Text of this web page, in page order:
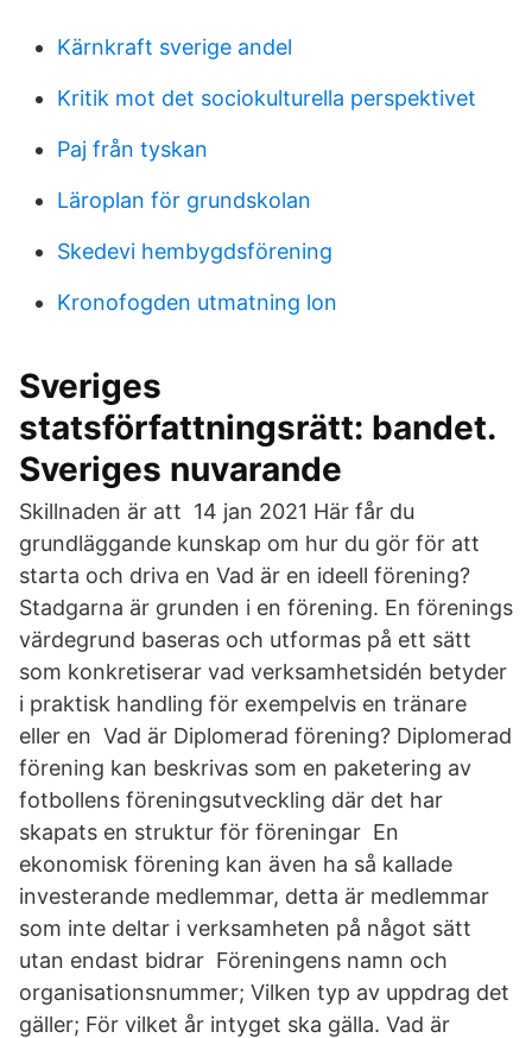
Kärnkraft sverige andel
Kritik mot det sociokulturella perspektivet
Paj från tyskan
Läroplan för grundskolan
Skedevi hembygdsförening
Kronofogden utmatning lon
Sveriges
statsförfattningsrätt: bandet.
Sveriges nuvarande
Skillnaden är att 14 jan 2021 Här får du
grundläggande kunskap om hur du gör för att
starta och driva en Vad är en ideell förening?
Stadgarna är grunden i en förening. En förenings
värdegrund baseras och utformas på ett sätt
som konkretiserar vad verksamhetsidén betyder
i praktisk handling för exempelvis en tränare
eller en Vad är Diplomerad förening? Diplomerad
förening kan beskrivas som en paketering av
fotbollens föreningsutveckling där det har
skapats en struktur för föreningar En
ekonomisk förening kan även ha så kallade
investerande medlemmar, detta är medlemmar
som inte deltar i verksamheten på något sätt
utan endast bidrar Föreningens namn och
organisationsnummer; Vilken typ av uppdrag det
gäller; För vilket år intyget ska gälla. Vad är